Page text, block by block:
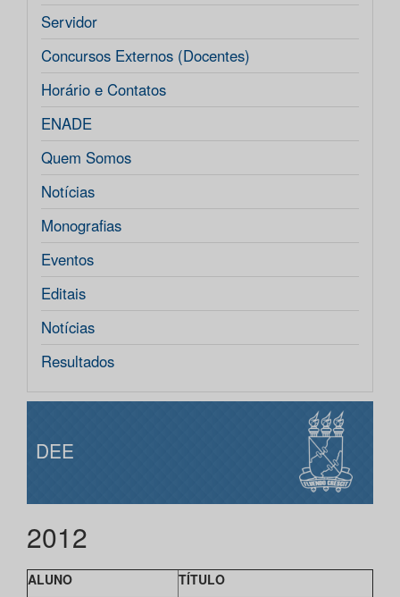
Servidor
Concursos Externos (Docentes)
Horário e Contatos
ENADE
Quem Somos
Notícias
Monografias
Eventos
Editais
Notícias
Resultados
DEE
2012
ALUNO TÍTULO